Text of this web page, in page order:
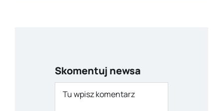
Skomentuj newsa
Comment